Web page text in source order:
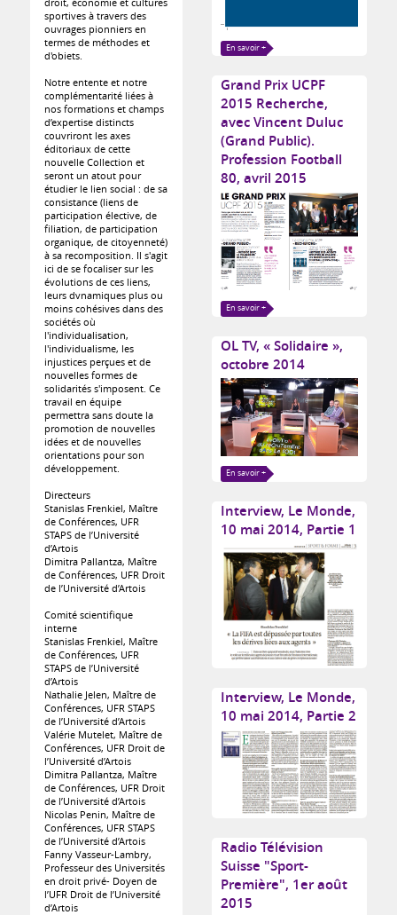
sportives à travers des
ouvrages pionniers en
termes de méthodes et
d'obiets.
Notre entente et notre
complémentarité liées à
nos formations et champs
d’expertise distincts
couvriront les axes
éditoriaux de cette
nouvelle Collection et
seront un atout pour
étudier le lien social : de sa
consistance (liens de
participation élective, de
filiation, de participation
organique, de citoyenneté)
à sa recomposition. Il s'agit
ici de se focaliser sur les
évolutions de ces liens,
leurs dvnamiques plus ou
moins cohésives dans des
sociétés où
l'individualisation,
l'individualisme, les
injustices perçues et de
nouvelles formes de
solidarités s'imposent. Ce
travail en équipe
permettra sans doute la
promotion de nouvelles
idées et de nouvelles
orientations pour son
développement.
Directeurs
Stanislas Frenkiel, Maître
de Conférences, UFR
STAPS de l’Université
d’Artois
Dimitra Pallantza, Maître
de Conférences, UFR Droit
de l’Université d’Artois
Comité scientifique
interne
Stanislas Frenkiel, Maître
de Conférences, UFR
STAPS de l’Université
d’Artois
Nathalie Jelen, Maître de
Conférences, UFR STAPS
de l’Université d’Artois
Valérie Mutelet, Maître de
Conférences, UFR Droit de
l’Université d’Artois
Dimitra Pallantza, Maître
de Conférences, UFR Droit
de l’Université d’Artois
Nicolas Penin, Maître de
Conférences, UFR STAPS
de l’Université d’Artois
Fanny Vasseur-Lambry,
Professeur des Universités
en droit privé- Doyen de
l’UFR Droit de l’Université
d’Artois
En savoir +
Grand Prix UCPF
2015 Recherche,
avec Vincent Duluc
(Grand Public).
Profession Football
80, avril 2015
En savoir +
OL TV, « Solidaire »,
octobre 2014
En savoir +
Interview, Le Monde,
10 mai 2014, Partie 1
Interview, Le Monde,
10 mai 2014, Partie 2
Radio Télévision
Suisse "Sport-
Première", 1er août
2015